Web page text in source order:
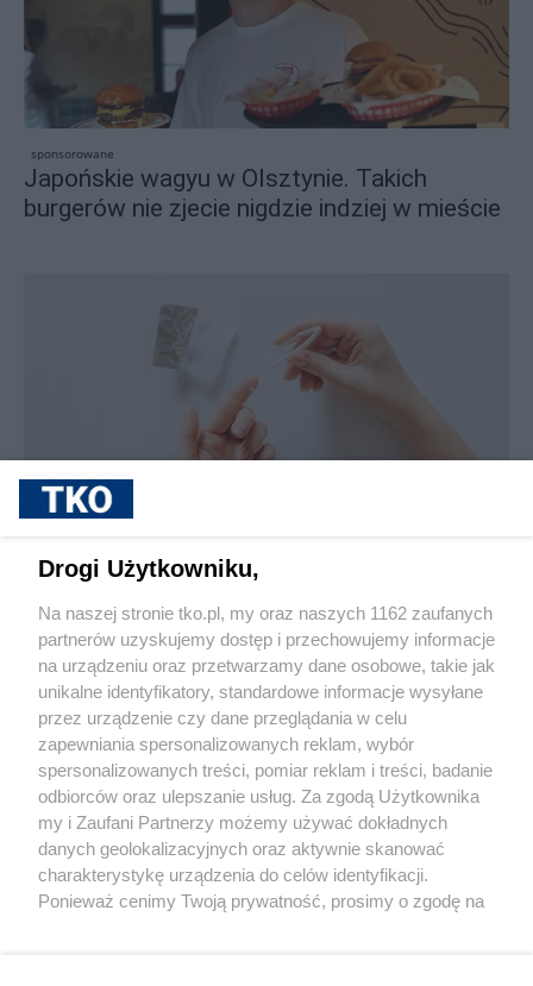
sponsorowane
Japońskie wagyu w Olsztynie. Takich
burgerów nie zjecie nigdzie indziej w mieście
Jak rozpoznać, że soczewki kontaktowe są
Pokaż więcej
Reklama Tematy Archiwum artykułów
Drogi Użytkowniku,
Na naszej stronie tko.pl, my oraz naszych 1162 zaufanych
partnerów uzyskujemy dostęp i przechowujemy informacje
na urządzeniu oraz przetwarzamy dane osobowe, takie jak
unikalne identyfikatory, standardowe informacje wysyłane
przez urządzenie czy dane przeglądania w celu
zapewniania spersonalizowanych reklam, wybór
spersonalizowanych treści, pomiar reklam i treści, badanie
odbiorców oraz ulepszanie usług. Za zgodą Użytkownika
my i Zaufani Partnerzy możemy używać dokładnych
danych geolokalizacyjnych oraz aktywnie skanować
charakterystykę urządzenia do celów identyfikacji.
Ponieważ cenimy Twoją prywatność, prosimy o zgodę na